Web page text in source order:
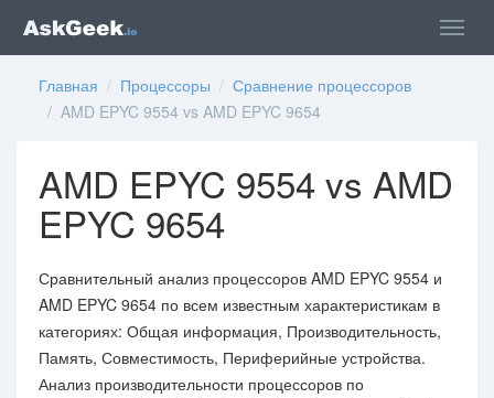
Главная / Процессоры / Сравнение процессоров
/ AMD EPYC 9554 vs AMD EPYC 9654
AMD EPYC 9554 vs AMD
EPYC 9654
Сравнительный анализ процессоров AMD EPYC 9554 и
AMD EPYC 9654 по всем известным характеристикам в
категориях: Общая информация, Производительность,
Память, Совместимость, Периферийные устройства.
Анализ производительности процессоров по